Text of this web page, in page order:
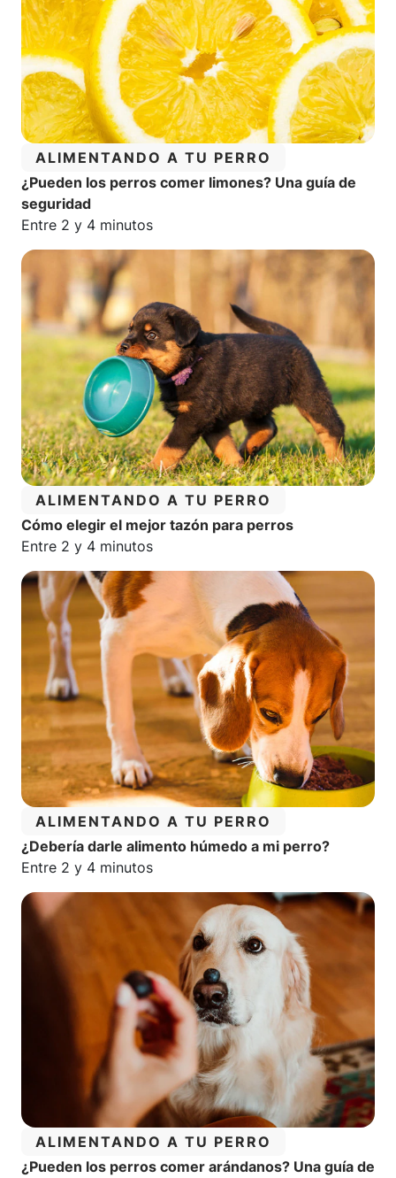
CATEGORÍA:
ALIMENTANDO A TU PERRO
¿Pueden los perros comer limones? Una guía de
seguridad
Tiempo estimado de lectura:
Entre 2 y 4 minutos
CATEGORÍA:
ALIMENTANDO A TU PERRO
Cómo elegir el mejor tazón para perros
Tiempo estimado de lectura:
Entre 2 y 4 minutos
CATEGORÍA:
ALIMENTANDO A TU PERRO
¿Debería darle alimento húmedo a mi perro?
Tiempo estimado de lectura:
Entre 2 y 4 minutos
CATEGORÍA:
ALIMENTANDO A TU PERRO
¿Pueden los perros comer arándanos? Una guía de